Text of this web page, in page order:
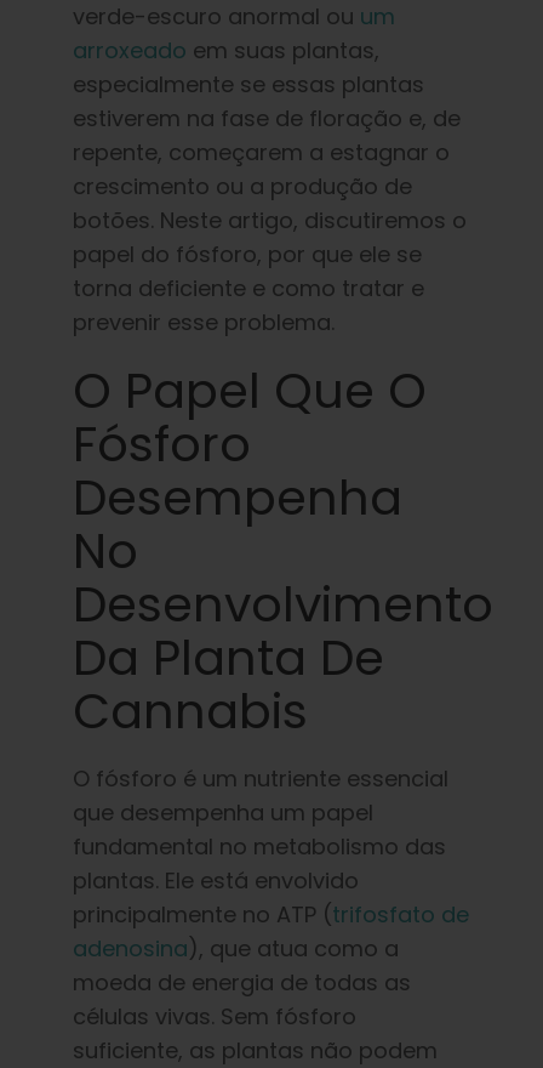
verde-escuro anormal ou um
arroxeado em suas plantas,
especialmente se essas plantas
estiverem na fase de floração e, de
repente, começarem a estagnar o
crescimento ou a produção de
botões. Neste artigo, discutiremos o
papel do fósforo, por que ele se
torna deficiente e como tratar e
prevenir esse problema.
O Papel Que O
Fósforo
Desempenha
No
Desenvolvimento
Da Planta De
Cannabis
O fósforo é um nutriente essencial
que desempenha um papel
fundamental no metabolismo das
plantas. Ele está envolvido
principalmente no ATP (trifosfato de
adenosina), que atua como a
moeda de energia de todas as
células vivas. Sem fósforo
suficiente, as plantas não podem